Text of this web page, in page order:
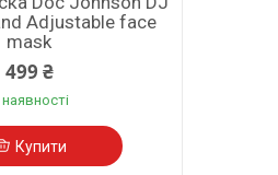
Adjustable face
mask
499 ₴
Купити